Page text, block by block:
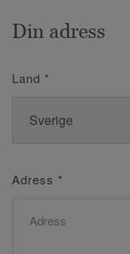
Din adress
Land *
Adress *